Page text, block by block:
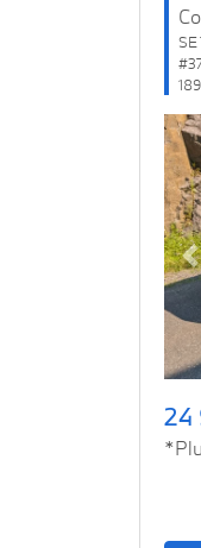
SE
24